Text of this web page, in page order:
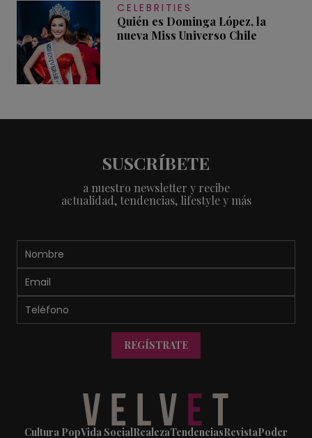
CELEBRITIES
Quién es Dominga López, la
nueva Miss Universo Chile
SUSCRÍBETE
a nuestro newsletter y recibe
actualidad, tendencias, lifestyle y más
REGÍSTRATE
Cultura PopVida SocialRealezaTendenciasRevistaPoder